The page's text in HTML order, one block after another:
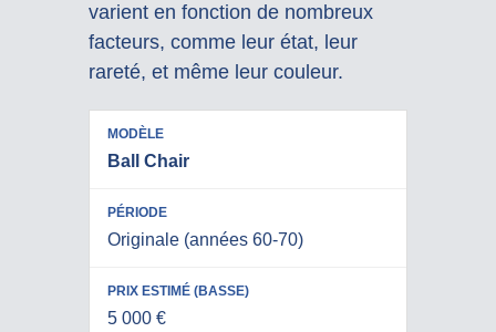
varient en fonction de nombreux
facteurs, comme leur état, leur
rareté, et même leur couleur.
MODÈLE
Ball Chair
Originale (années 60-70)
5 000 €